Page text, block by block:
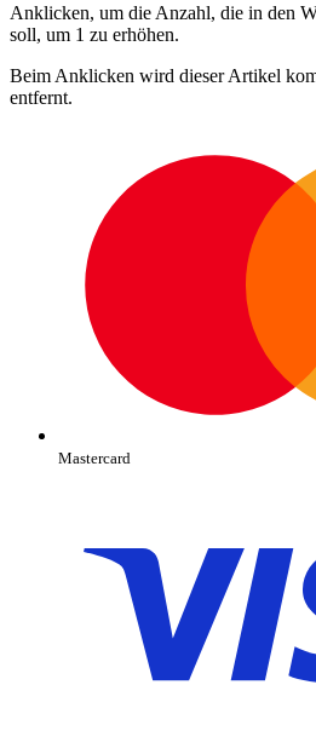
Anklicken, um die Anzahl, die in den
soll, um 1 zu erhöhen.
Beim Anklicken wird dieser Artikel
entfernt.
Mastercard